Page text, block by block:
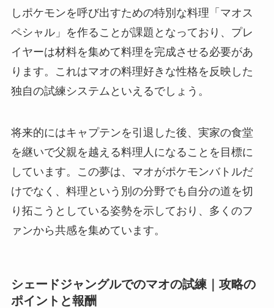
しポケモンを呼び出すための特別な料理「マオス
ペシャル」を作ることが課題となっており、プレ
イヤーは材料を集めて料理を完成させる必要があ
ります。これはマオの料理好きな性格を反映した
独自の試練システムといえるでしょう。
将来的にはキャプテンを引退した後、実家の食堂
を継いで父親を越える料理人になることを目標に
しています。この夢は、マオがポケモンバトルだ
けでなく、料理という別の分野でも自分の道を切
り拓こうとしている姿勢を示しており、多くのフ
ァンから共感を集めています。
シェードジャングルでのマオの試練｜攻略の
ポイントと報酬